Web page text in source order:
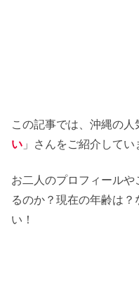
この記事では、沖縄の
い 」さんをご紹介してい
お二人のプロフィール
るのか？現在の年齢は
い！